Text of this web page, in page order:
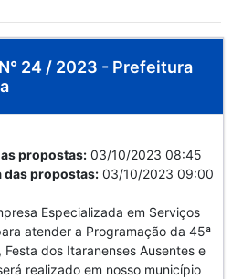
24 / 2023 - Prefeitura
propostas: 03/10/2023 08:45
das propostas: 03/10/2023 09:00
Especializada em Serviços
atender a Programação da 45ª
dos Itaranenses Ausentes e
realizado em nosso município